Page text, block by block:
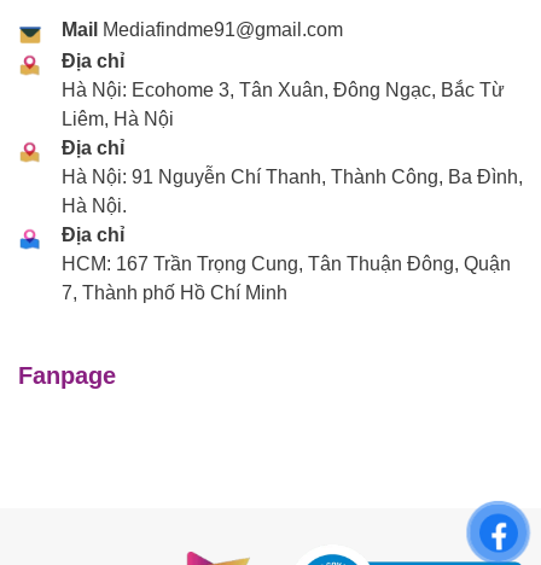
Mail Mediafindme91@gmail.com
Địa chỉ
Hà Nội: Ecohome 3, Tân Xuân, Đông Ngạc, Bắc Từ
Liêm, Hà Nội
Địa chỉ
Hà Nội: 91 Nguyễn Chí Thanh, Thành Công, Ba Đình,
Hà Nội.
Địa chỉ
HCM: 167 Trần Trọng Cung, Tân Thuận Đông, Quận
7, Thành phố Hồ Chí Minh
Fanpage